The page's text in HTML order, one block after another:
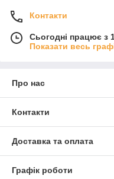
Контакти
Сьогодні працює з
Показати весь
Про нас
Контакти
Доставка та оплата
Графік роботи